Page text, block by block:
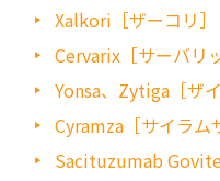
Xalkori［ザーコリ］
Cervarix［サーバリ
Yonsa、Zytiga［ザイ
Cyramza［サイラム
Sacituzumab